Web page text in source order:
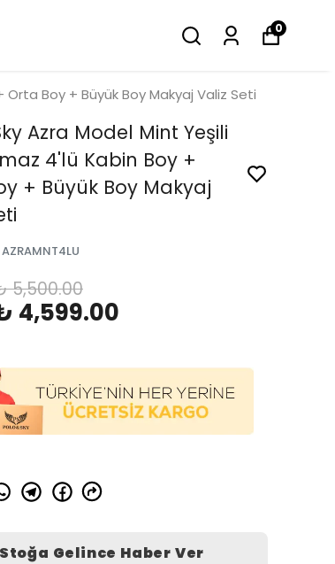
0
Orta Boy + Büyük Boy Makyaj Valiz Seti
Azra Model Mint Yeşili
4'lü Kabin Boy +
+ Büyük Boy Makyaj
AZRAMNT4LU
5,500.00
4,599.00
Stoğa Gelince Haber Ver